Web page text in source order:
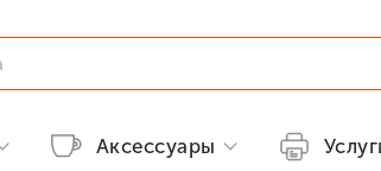
Аксессуары